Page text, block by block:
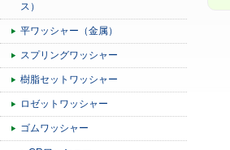
ス）
平ワッシャー（金属）
スプリングワッシャー
樹脂セットワッシャー
ロゼットワッシャー
ゴムワッシャー